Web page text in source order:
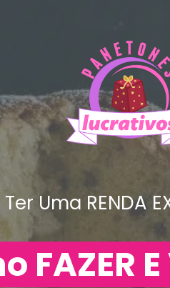
Uma RENDA
FAZER